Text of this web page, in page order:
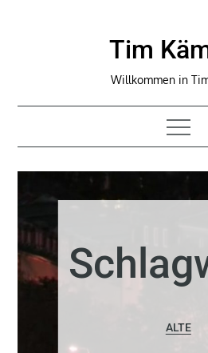
Tim
Willkommen in
ALTE